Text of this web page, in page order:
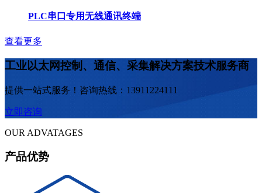
PLC串口专用无线通讯终端
查看更多
工业以太网控制、通信、采集解决方案技术服务商
提供一站式服务！ 咨询热线：13911224111
立即咨询
OUR ADVATAGES
产品优势